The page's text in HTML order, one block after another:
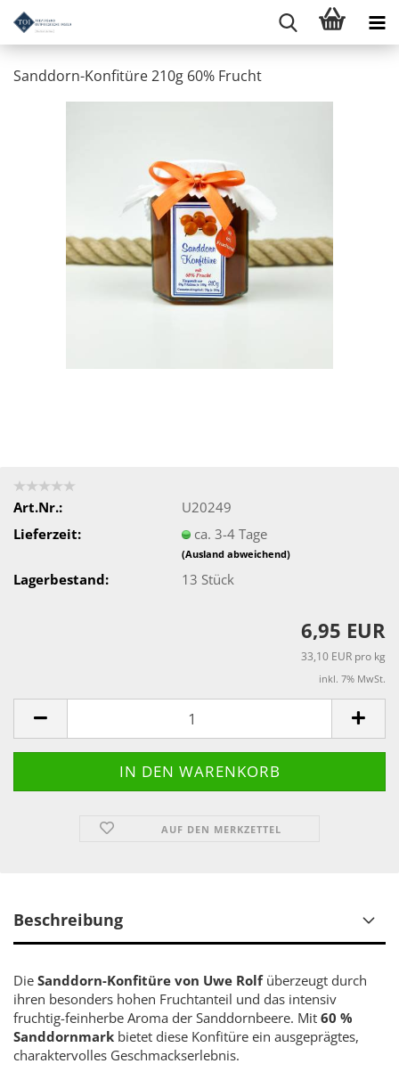
Sanddorn-Konfitüre 210g 60% Frucht
Art.Nr.:
U20249
Lieferzeit:
ca. 3-4 Tage
(Ausland abweichend)
Lagerbestand: 13 Stück
6,95 EUR
33,10 EUR pro kg
inkl. 7% MwSt.
AUF DEN MERKZETTEL
Beschreibung
Die Sanddorn-Konfitüre von Uwe Rolfüberzeugt durch
ihren besonders hohen Fruchtanteil und das intensiv
fruchtig-feinherbe Aroma der Sanddornbeere. Mit 60 %
Sanddornmark bietet diese Konfitüre ein ausgeprägtes,
charaktervolles Geschmackserlebnis.